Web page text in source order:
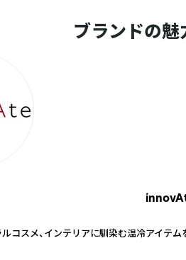
ブランドの魅
コスメ、インテリアに馴染む温冷アイテ